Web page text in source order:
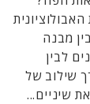
מבנה
לבין
שילוב של
שיניים...